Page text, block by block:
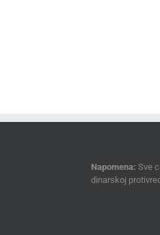
Napomena: Sve
dinarskoj